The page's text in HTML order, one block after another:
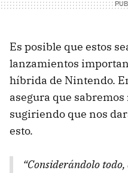
Es posible que estos
lanzamientos
híbrida de Nintendo.
asegura que
sugiriendo que nos
esto.
“Considerándolo